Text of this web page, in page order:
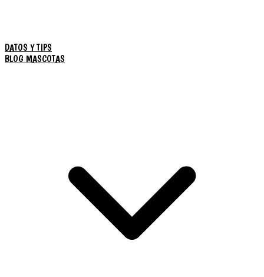
DATOS Y TIPS
BLOG MASCOTAS